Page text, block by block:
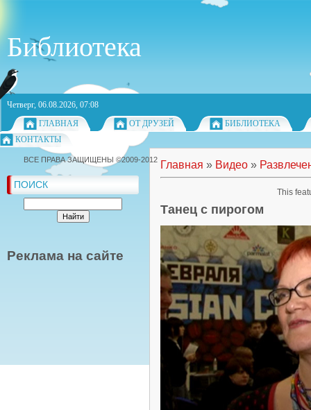
Библиотека
Четверг, 06.08.2026, 07:08
ГЛАВНАЯ
ОТ ДРУЗЕЙ
БИБЛИОТЕКА
КОНТАКТЫ
ПОИСК
Реклама на сайте
Главная » Видео »
Танец с пирогом
ВСЕ ПРАВА ЗАЩИЩЕНЫ ©2009-2012
This